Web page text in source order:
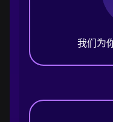
我们为